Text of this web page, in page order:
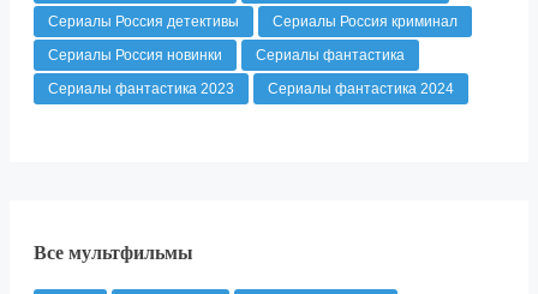
Сериалы Россия детективы
Сериалы Россия криминал
Сериалы Россия новинки
Сериалы фантастика
Сериалы фантастика 2023
Сериалы фантастика 2024
Все мультфильмы